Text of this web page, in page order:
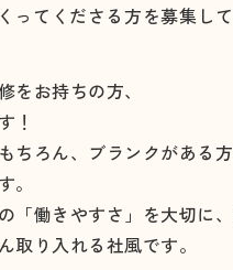
てくださる方を募集して
をお持ちの方、
！
ちろん、ブランクがある
。
「働きやすさ」を大切に
取り入れる社風です。